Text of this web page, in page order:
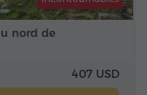
nord de
407 USD